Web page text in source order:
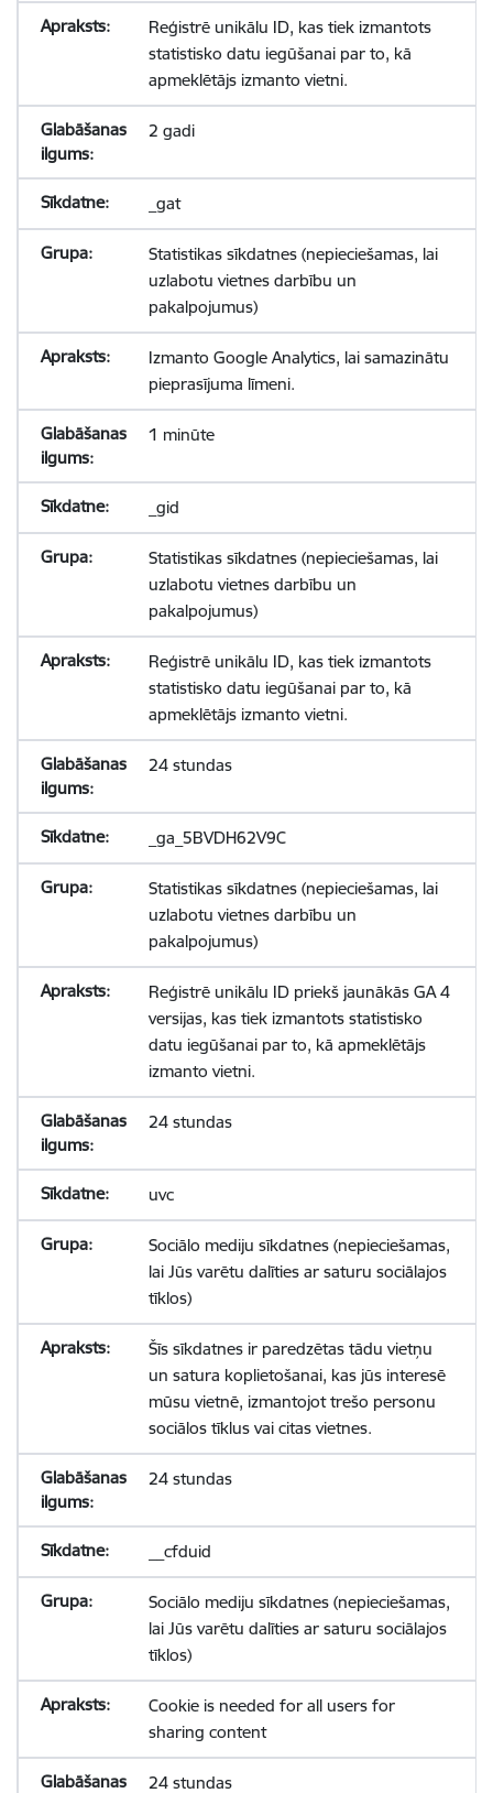
Reģistrē unikālu ID, kas tiek izmantots
statistisko datu iegūšanai par to, kā
apmeklētājs izmanto vietni.
2 gadi
_gat
Statistikas sīkdatnes (nepieciešamas, lai
uzlabotu vietnes darbību un
pakalpojumus)
Izmanto Google Analytics, lai samazinātu
pieprasījuma līmeni.
1 minūte
_gid
Statistikas sīkdatnes (nepieciešamas, lai
uzlabotu vietnes darbību un
pakalpojumus)
Reģistrē unikālu ID, kas tiek izmantots
statistisko datu iegūšanai par to, kā
apmeklētājs izmanto vietni.
24 stundas
_ga_5BVDH62V9C
Statistikas sīkdatnes (nepieciešamas, lai
uzlabotu vietnes darbību un
pakalpojumus)
Reģistrē unikālu ID priekš jaunākās GA 4
versijas, kas tiek izmantots statistisko
datu iegūšanai par to, kā apmeklētājs
izmanto vietni.
24 stundas
uvc
Sociālo mediju sīkdatnes (nepieciešamas,
lai Jūs varētu dalīties ar saturu sociālajos
tīklos)
Šīs sīkdatnes ir paredzētas tādu vietņu
un satura koplietošanai, kas jūs interesē
mūsu vietnē, izmantojot trešo personu
sociālos tīklus vai citas vietnes.
24 stundas
__cfduid
Sociālo mediju sīkdatnes (nepieciešamas,
lai Jūs varētu dalīties ar saturu sociālajos
tīklos)
Cookie is needed for all users for
sharing content
24 stundas